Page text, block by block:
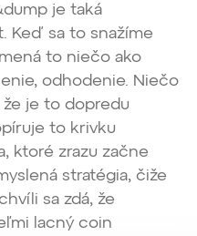
je taká
Keď sa to snažíme
to niečo ako
odhodenie. Niečo
je to dopredu
to krivku
ktoré zrazu začne
stratégia, čiže
sa zdá, že
lacný coin